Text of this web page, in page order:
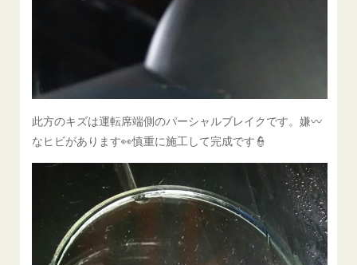
此方のキズは運転席端側のパーシャルブレイクです。嫌〰
なヒビがあります👀慎重に施工して完成です👮